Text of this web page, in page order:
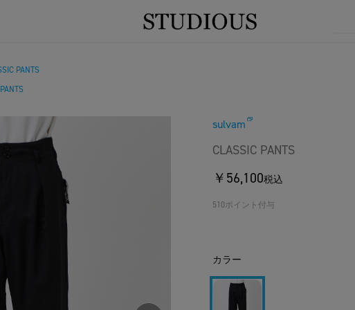
PANTS
sulvam
CLASSIC PANTS
￥56,100税込
510ポイント付与
カラー